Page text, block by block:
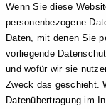
Wenn Sie diese
personenbezogene
Daten, mit denen Sie
vorliegende
und wofür wir sie
Zweck das geschieht.
Datenübertragung im